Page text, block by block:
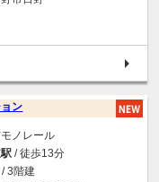
ン
ノレール
/ 徒歩13分
3階建